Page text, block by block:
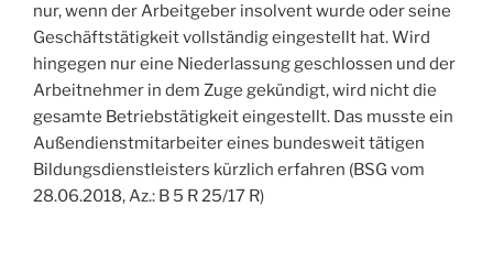
nur, wenn der Arbeitgeber insolvent wurde oder seine
Geschäftstätigkeit vollständig eingestellt hat. Wird
hingegen nur eine Niederlassung geschlossen und der
Arbeitnehmer in dem Zuge gekündigt, wird nicht die
gesamte Betriebstätigkeit eingestellt. Das musste ein
Außendienstmitarbeiter eines bundesweit tätigen
Bildungsdienstleisters kürzlich erfahren (BSG vom
28.06.2018, Az.: B 5 R 25/17 R)